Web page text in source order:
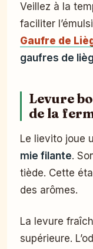
Veillez à la
faciliter
Gaufre de
gaufres de
Levure
de la
Le lievito joue
mie filante.
tiède. Cette
des arômes.
La levure
supérieure.